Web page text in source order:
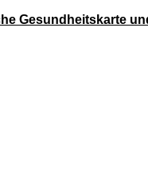
Gesundheitskarte